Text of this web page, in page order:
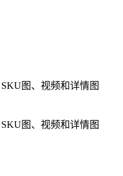
图、视频和详情图
图、视频和详情图